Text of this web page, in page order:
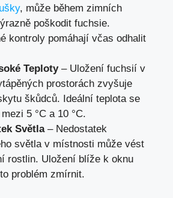
, může během zimních
poškodit fuchsie.
kontroly pomáhají včas odhalit
Teploty– Uložení fuchsií v
prostorách zvyšuje
škůdců. Ideální teplota se
5 °C a 10 °C.
Světla– Nedostatek
světla v místnosti může vést
rostlin. Uložení blíže k oknu
problém zmírnit.